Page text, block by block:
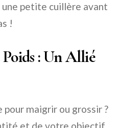
une petite cuillère avant
!
Poids : Un Allié
pour maigrir ou grossir ?